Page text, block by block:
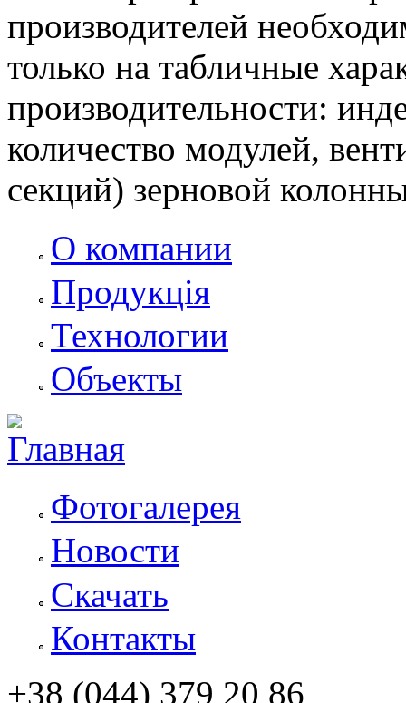
производителей
только на табличные
производительности:
количество модулей,
секций) зерновой
О компании
Продукція
Технологии
Объекты
Фотогалерея
Новости
Скачать
Контакты
+38 (044) 379 20 86